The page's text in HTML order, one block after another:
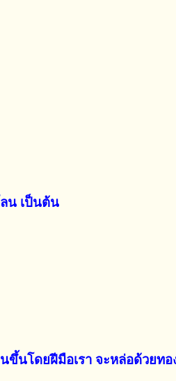
น เป็นต้น
นโดยฝีมือเรา จะหล่อด้วยทอ